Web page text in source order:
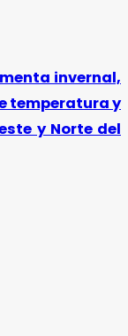
invernal,
temperatura y
y Norte del